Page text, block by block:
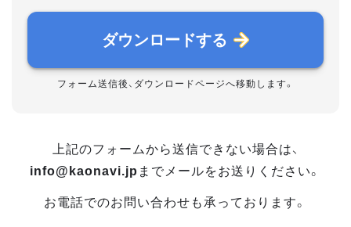
ダウンロードする
フォーム送信後、ダウンロードページへ移動します。
上記のフォームから送信できない場合は、
info@kaonavi.jp までメールをお送りください。
お電話でのお問い合わせも承っております。